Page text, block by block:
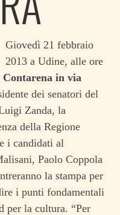
Giovedì 21 febbraio
2013 a Udine, alle ore
Contarena in via
dei senatori del
Zanda, la
della Regione
i candidati al
Paolo Coppola
la stampa per
i punti fondamentali
per la cultura. “Per